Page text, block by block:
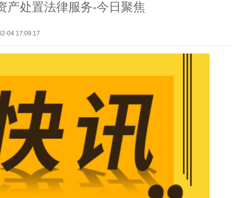
产处置法律服务-今日聚焦
04 17:09:17